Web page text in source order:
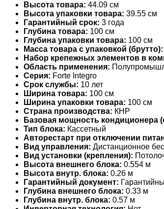
Высота товара: 44.09 см
Высота упаковки товара: 39.55 см
Гарантийный срок: 3 года
Глубина товара: 100 см
Глубина упаковки товара: 100 см
Масса товара с упаковкой (брутто):
Набор крепежных элементов в
Область применения:
Серия: Forte Integro
Срок службы: 10 лет
Ширина товара: 100 см
Ширина упаковки товара: 100 см
Страна производства: КНР
Базовая мощность кондиционера
Тип блока: Кассетный
Авторестарт при отключении
Вид управления: Дистанционное
Вид установки (крепления):
Высота внешнего блока: 0.554 м
Высота внутр. блока: 0.26 м
Гарантийный документ:
Глубина внешнего блока: 0.33 м
Глубина внутр. блока: 0.57 м